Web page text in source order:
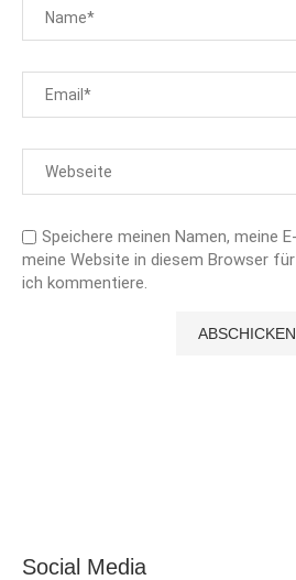
Speichere meinen Namen, meine
meine Website in diesem Browser
ich kommentiere.
Social Media